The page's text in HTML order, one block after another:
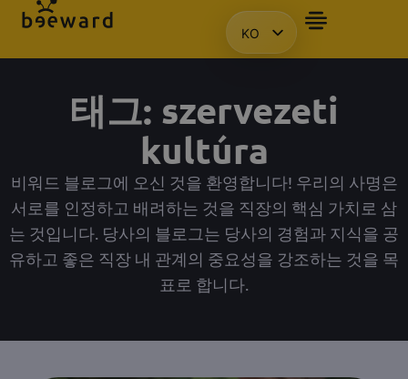
KO
HU
PL
태그: szervezeti
kultúra
비워드 블로그에 오신 것을 환영합니다! 우리의 사명은
서로를 인정하고 배려하는 것을 직장의 핵심 가치로 삼
는 것입니다. 당사의 블로그는 당사의 경험과 지식을 공
유하고 좋은 직장 내 관계의 중요성을 강조하는 것을 목
표로 합니다.